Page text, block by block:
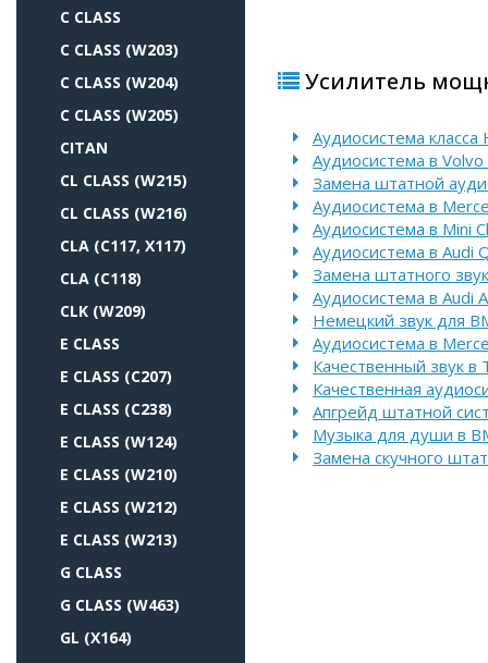
C CLASS
C CLASS (W203)
C CLASS (W204)
C CLASS (W205)
CITAN
CL CLASS (W215)
CL CLASS (W216)
CLA (C117, X117)
CLA (C118)
CLK (W209)
E CLASS
E CLASS (C207)
E CLASS (C238)
E CLASS (W124)
E CLASS (W210)
E CLASS (W212)
E CLASS (W213)
G CLASS
G CLASS (W463)
GL (X164)
Усилитель
Аудиосистема
Аудиосистема в Volvo
Замена штатной
Аудиосистема в
Аудиосистема в Mini
Аудиосистема в Audi
Замена штатного
Аудиосистема в Audi
Немецкий звук для
Аудиосистема в
Качественный звук в
Качественная
Апгрейд штатной
Музыка для души в
Замена скучного